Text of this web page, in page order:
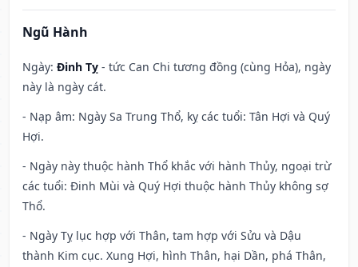
Ngũ Hành
Ngày: Đinh Tỵ - tức Can Chi tương đồng (cùng Hỏa), ngày
này là ngày cát.
- Nạp âm: Ngày Sa Trung Thổ, kỵ các tuổi: Tân Hợi và Quý
Hợi.
- Ngày này thuộc hành Thổ khắc với hành Thủy, ngoại trừ
các tuổi: Đinh Mùi và Quý Hợi thuộc hành Thủy không sợ
Thổ.
- Ngày Tỵ lục hợp với Thân, tam hợp với Sửu và Dậu
thành Kim cục. Xung Hợi, hình Thân, hại Dần, phá Thân,